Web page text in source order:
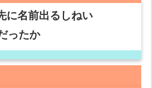
に名前出るしねい
ったか